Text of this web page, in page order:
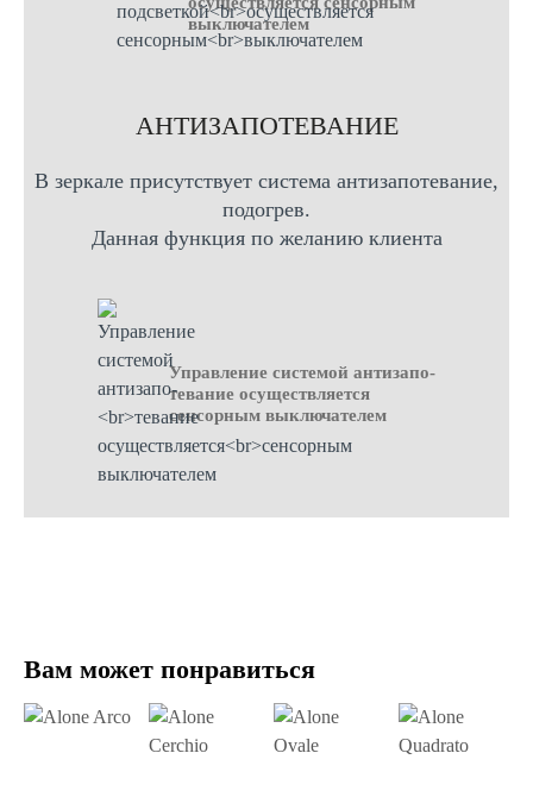
Вам может понравиться
выключателем
AНТИЗАПОТЕВАНИЕ
В зеркале присутствует система антизапотевание,
подогрев.
Данная функция по желанию клиента
Управление системой антизапо-
тевание осуществляется
сенсорным выключателем